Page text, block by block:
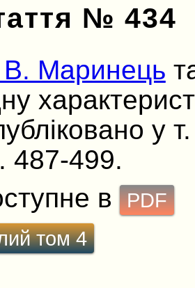
№ 434
Маринець
у
487-499.
в
PDF
том 4